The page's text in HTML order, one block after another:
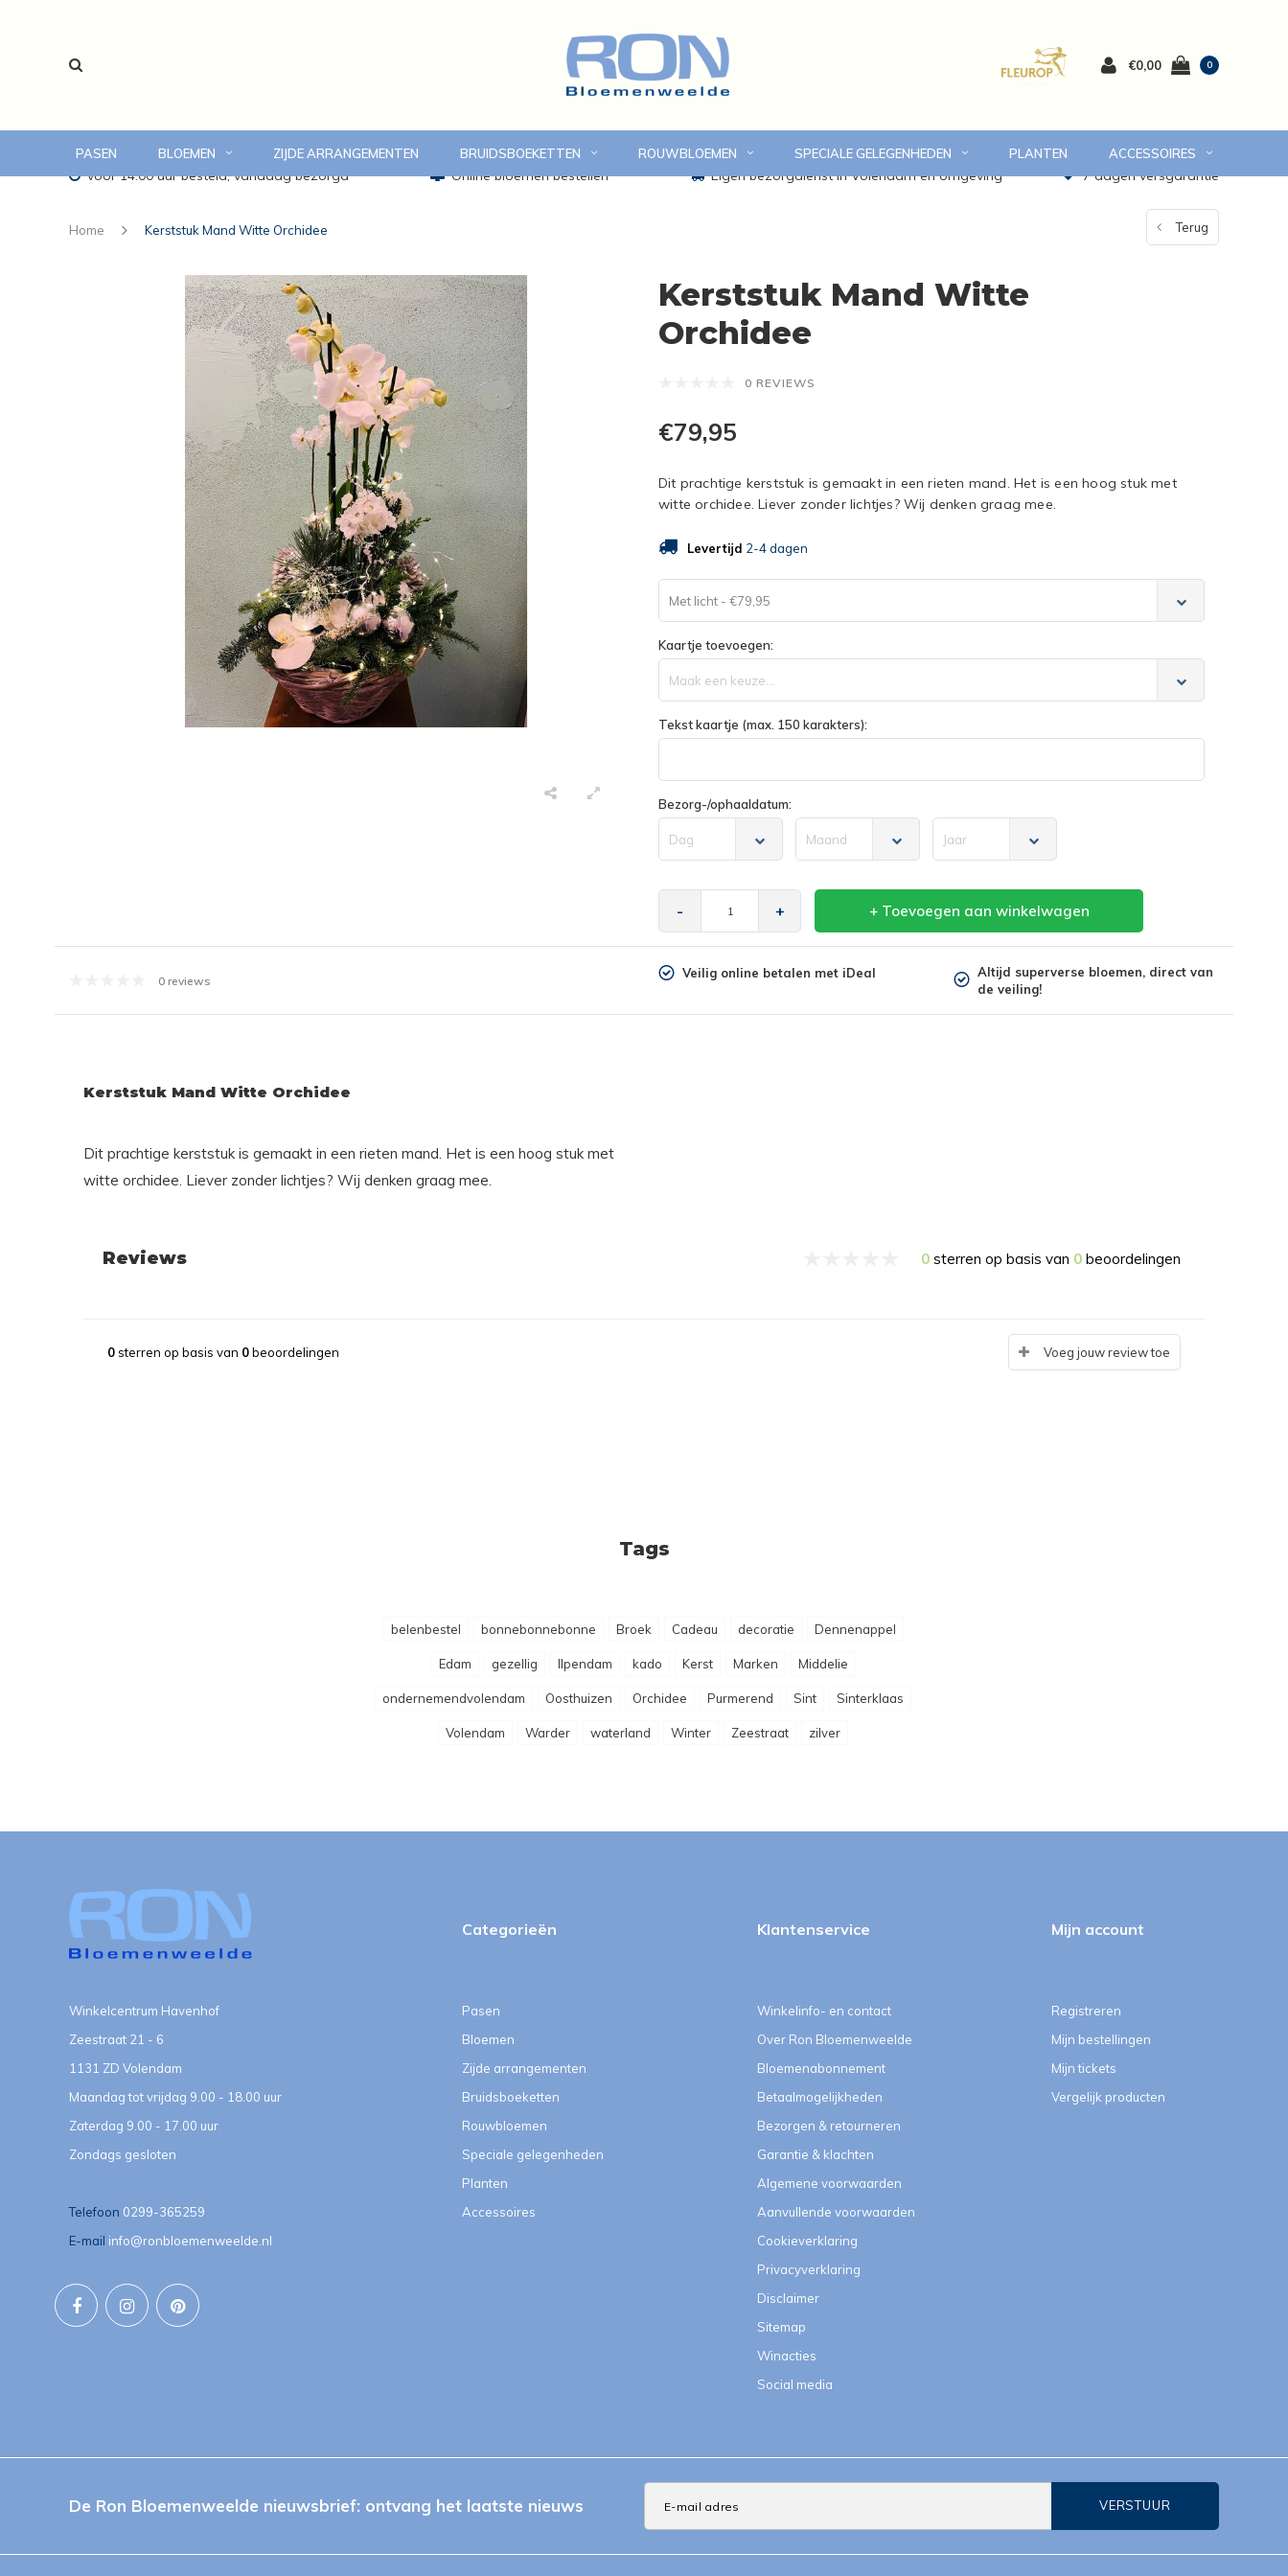
€0,00 0
PASEN BLOEMEN ZIJDE ARRANGEMENTEN BRUIDSBOEKETTEN ROUWBLOEMEN SPECIALE GELEGENHEDEN PLANTEN ACCESSOIRES
voor 14:00 uur besteld, vandaag bezorgd Online bloemen bestellen Eigen bezorgdienst in Volendam en omgeving 7 dagen versgarantie
Home Kerststuk Mand Witte Orchidee Terug
Kerststuk Mand Witte
Orchidee
0 REVIEWS
€79,95
Dit prachtige kerststuk is gemaakt in een rieten mand. Het is een hoog stuk met
witte orchidee. Liever zonder lichtjes? Wij denken graag mee.
Levertijd 2-4 dagen
Met licht - €79,95
Kaartje toevoegen:
Maak een keuze...
Tekst kaartje (max. 150 karakters):
Bezorg-/ophaaldatum:
Dag Maand Jaar
- + + Toevoegen aan winkelwagen
0 reviews Veilig online betalen met iDeal
Altijd superverse bloemen, direct van
de veiling!
Kerststuk Mand Witte Orchidee
Dit prachtige kerststuk is gemaakt in een rieten mand. Het is een hoog stuk met
witte orchidee. Liever zonder lichtjes? Wij denken graag mee.
Reviews 0 sterren op basis van 0 beoordelingen
0sterren op basis van 0beoordelingen Voeg jouw review toe
Tags
belenbestel bonnebonnebonne Broek Cadeau decoratie Dennenappel
Edam gezellig Ilpendam kado Kerst Marken Middelie
ondernemendvolendam Oosthuizen Orchidee Purmerend Sint Sinterklaas
Volendam Warder waterland Winter Zeestraat zilver
Winkelcentrum Havenhof
Zeestraat 21 - 6
1131 ZD Volendam
Maandag tot vrijdag 9.00 - 18.00 uur
Zaterdag 9.00 - 17.00 uur
Zondags gesloten
Telefoon 0299-365259
E-mail info@ronbloemenweelde.nl
Categorieën
Pasen
Bloemen
Zijde arrangementen
Bruidsboeketten
Rouwbloemen
Speciale gelegenheden
Planten
Accessoires
Klantenservice
Winkelinfo- en contact
Over Ron Bloemenweelde
Bloemenabonnement
Betaalmogelijkheden
Bezorgen & retourneren
Garantie & klachten
Algemene voorwaarden
Aanvullende voorwaarden
Cookieverklaring
Privacyverklaring
Disclaimer
Sitemap
Winacties
Social media
Mijn account
Registreren
Mijn bestellingen
Mijn tickets
Vergelijk producten
De Ron Bloemenweelde nieuwsbrief: ontvang het laatste nieuws VERSTUUR